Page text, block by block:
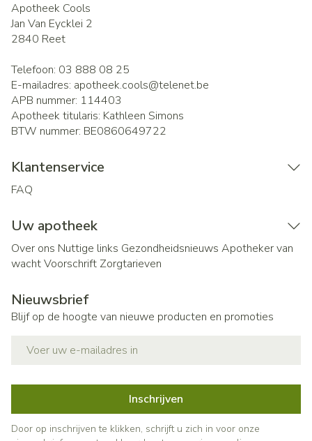
Apotheek Cools
Jan Van Eycklei 2
2840 Reet
Telefoon: 03 888 08 25
E-mailadres: apotheek.cools@telenet.be
APB nummer: 114403
Apotheek titularis: Kathleen Simons
BTW nummer: BE0860649722
Klantenservice
FAQ
Uw apotheek
Over ons Nuttige links Gezondheidsnieuws Apotheker van
wachtVoorschrift Zorgtarieven
Nieuwsbrief
Blijf op de hoogte van nieuwe producten en promoties
Inschrijven
Door op inschrijven te klikken, schrijft u zich in voor onze